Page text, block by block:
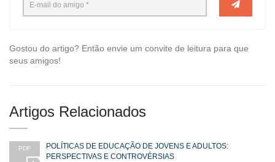
Gostou do artigo? Então envie um convite de leitura para que
seus amigos!
Artigos Relacionados
PDF
POLÍTICAS DE EDUCAÇÃO DE JOVENS E ADULTOS:
PERSPECTIVAS E CONTROVÉRSIAS